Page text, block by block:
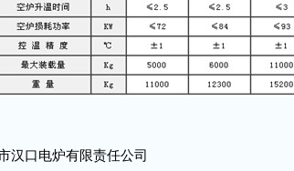
汉口电炉有限责任公司